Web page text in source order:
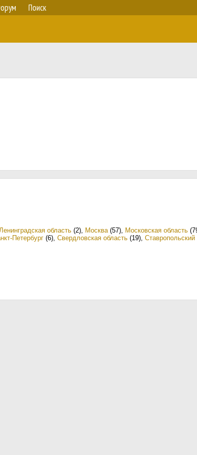
Поиск
область (2), Москва(57), Московская область
Петербург (6), Свердловская область (19), Ставропольский